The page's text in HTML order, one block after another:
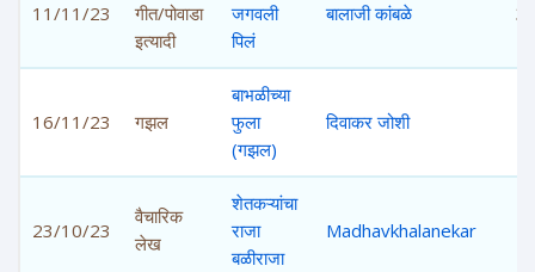
11/11/23
गीत/पोवाडा
इत्यादी
जगवली
पिलं
बालाजी कांबळे
16/11/23 गझल
बाभळीच्या
फुला
(गझल)
दिवाकर जोशी
23/10/23
वैचारिक
लेख
शेतकऱ्यांचा
राजा
बळीराजा
Madhavkhalanekar